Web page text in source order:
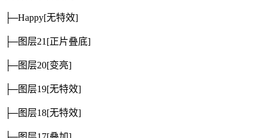
├─Happy[无特效]
├─图层21 [正片叠底]
├─图层20[变亮]
├─图层19[无特效]
├─图层18[无特效]